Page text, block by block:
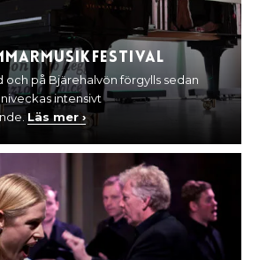
och på Bjärehalvön förgylls sedan
intensivt
Läs mer ›